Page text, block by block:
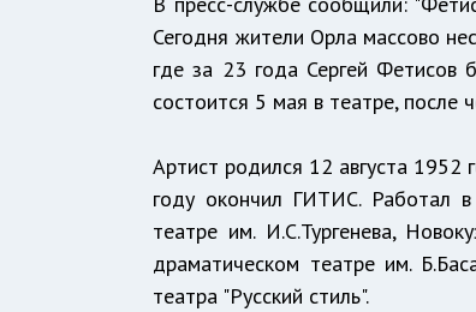
Сегодня жители Орла массово
где за 23 года Сергей Фетисов
состоится 5 мая в театре,
Артист родился 12 августа 1952
году окончил ГИТИС. Работал
театре им. И.С.Тургенева,
драматическом театре им.
театра "Русский стиль".